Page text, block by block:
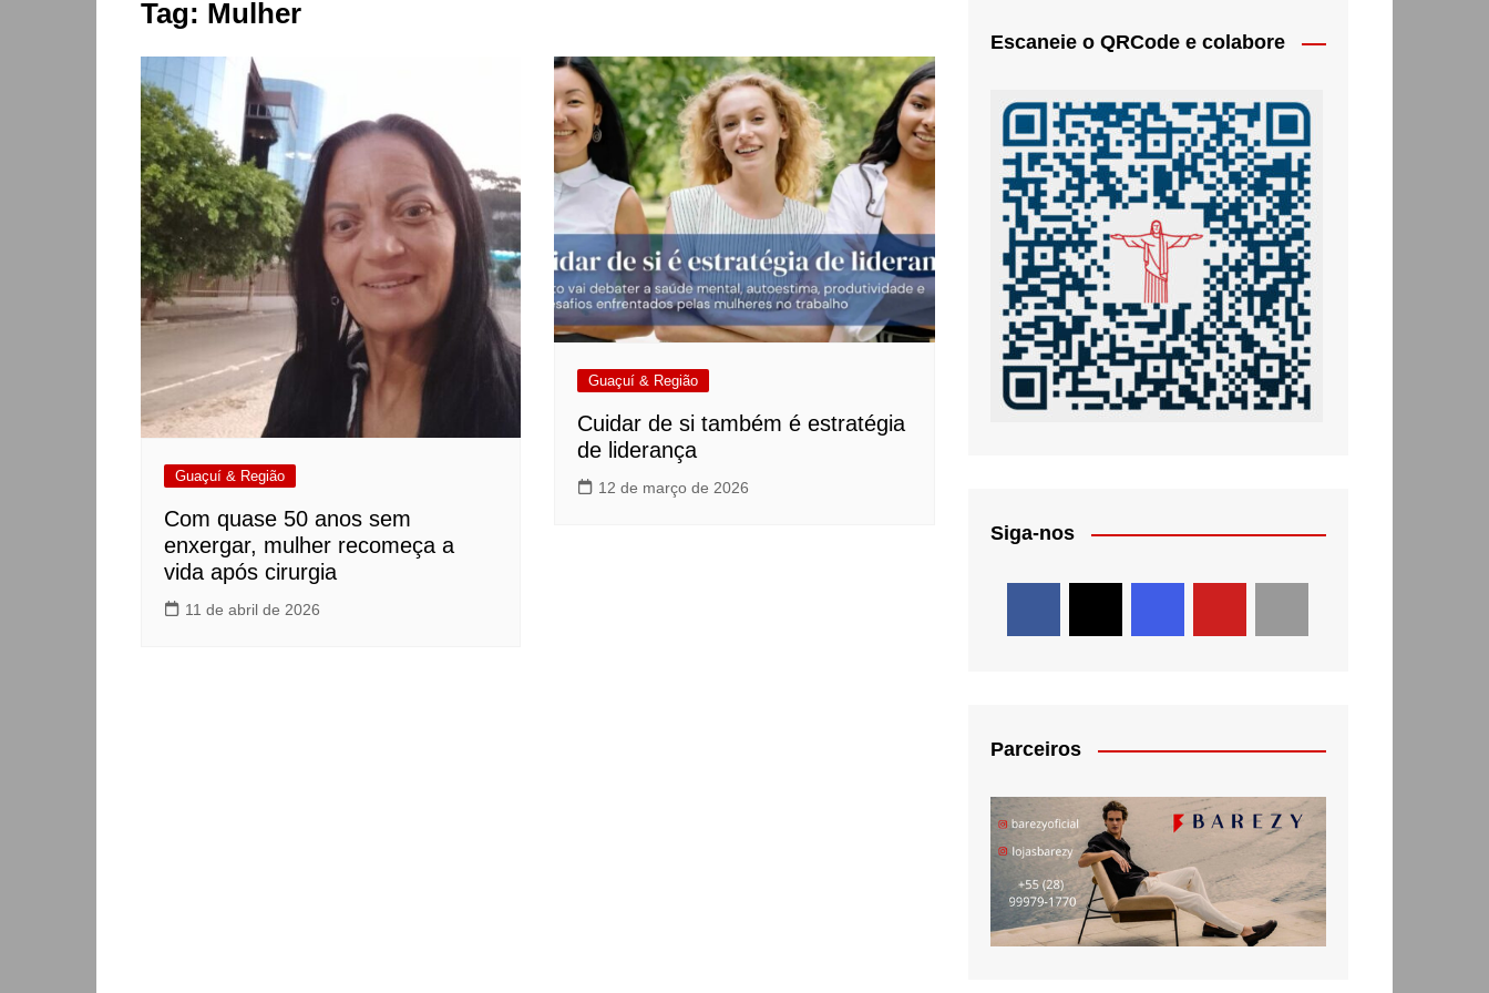
Tag: Mulher
Guaçuí & Região
Com quase 50 anos sem
enxergar, mulher recomeça a
vida após cirurgia
11 de abril de 2026
Guaçuí & Região
Cuidar de si também é estratégia
de liderança
12 de março de 2026
Escaneie o QRCode e colabore
Siga-nos
Parceiros